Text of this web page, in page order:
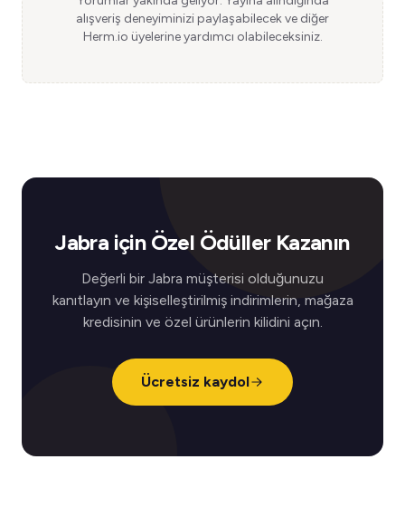
alışveriş deneyiminizi paylaşabilecek ve diğer
Herm.io üyelerine yardımcı olabileceksiniz.
Jabra için Özel Ödüller Kazanın
Değerli bir Jabra müşterisi olduğunuzu
kanıtlayın ve kişiselleştirilmiş indirimlerin, mağaza
kredisinin ve özel ürünlerin kilidini açın.
Ücretsiz kaydol